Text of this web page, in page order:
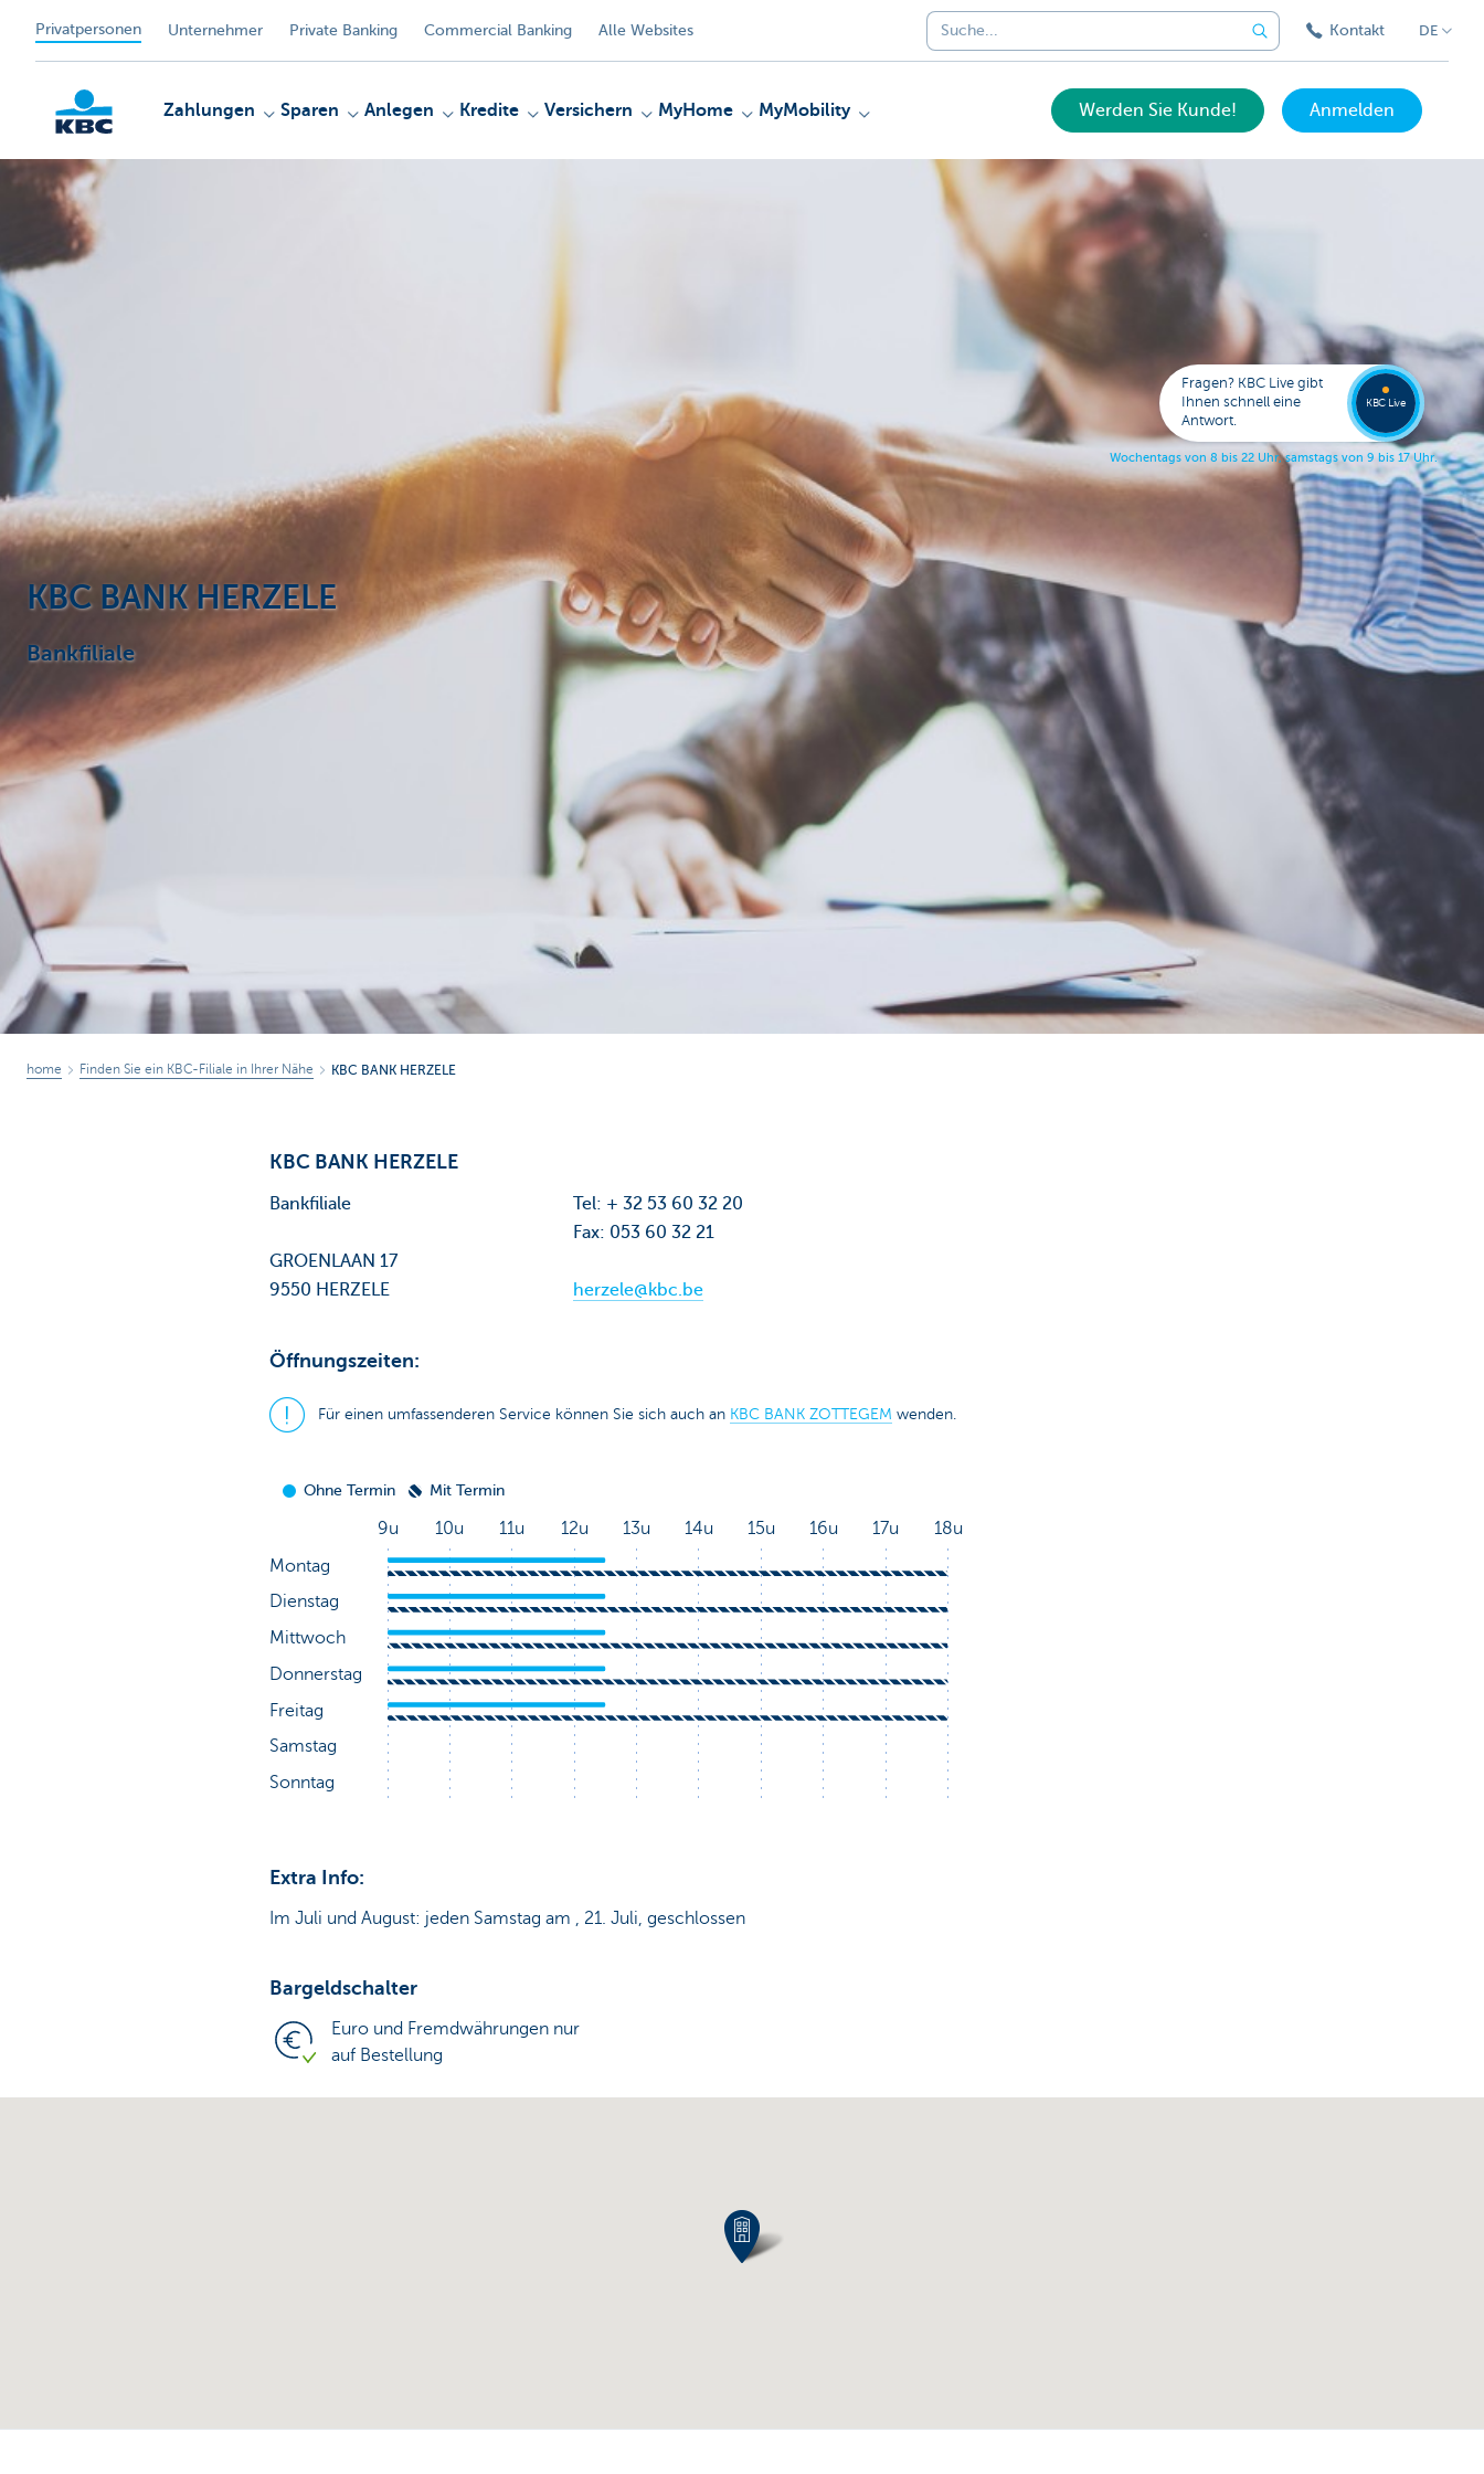
Privatpersonen Unternehmer Private Banking Commercial Banking Alle Websites Kontakt DE
KBC
Particulieren
Zahlungen Sparen Anlegen Kredite Versichern MyHome MyMobility Werden Sie Kunde! Anmelden
KBC BANK HERZELE
Bankfiliale
home Finden Sie ein KBC-Filiale in Ihrer Nähe KBC BANK HERZELE
KBC BANK HERZELE
Bankfiliale
GROENLAAN 17
9550 HERZELE
Tel: + 32 53 60 32 20
Fax: 053 60 32 21
herzele@kbc.be
Öffnungszeiten:
Für einen umfassenderen Service können Sie sich auch an KBC BANK ZOTTEGEM wenden.
Extra Info:
Im Juli und August: jeden Samstag am , 21. Juli, geschlossen
Bargeldschalter
Euro und Fremdwährungen nur
auf Bestellung
Fragen? KBC Live gibt
Ihnen schnell eine
Antwort.
Wochentags von 8 bis 22 Uhr, samstags von 9 bis 17 Uhr.
KBC Live
Eine
Frage?
an KBC
Live.